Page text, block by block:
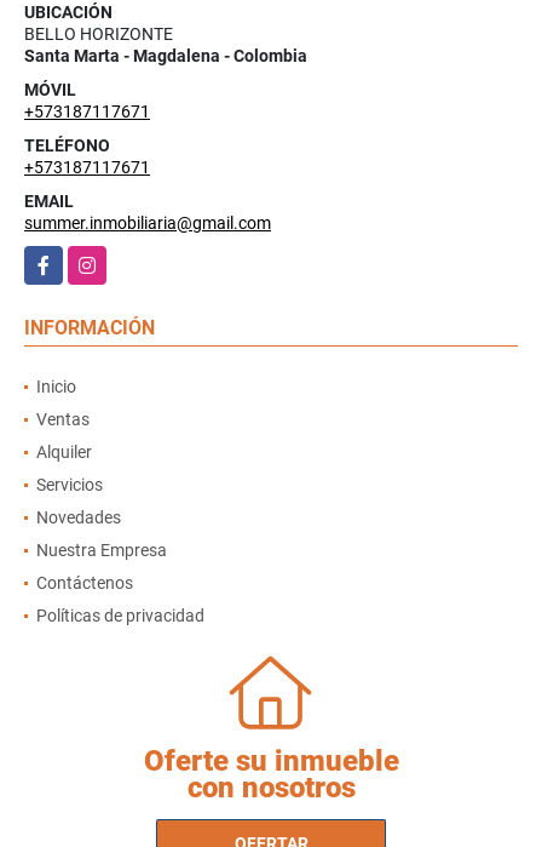
UBICACIÓN
BELLO HORIZONTE
Santa Marta - Magdalena - Colombia
MÓVIL
+573187117671
TELÉFONO
+573187117671
EMAIL
summer.inmobiliaria@gmail.com
FacebookInstagram
INFORMACIÓN
Inicio
Ventas
Alquiler
Servicios
Novedades
Nuestra Empresa
Contáctenos
Políticas de privacidad
Oferte su inmueble
con nosotros
OFERTAR